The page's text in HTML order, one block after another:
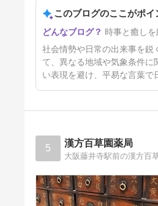
このブログのここがポイ
時事と癒し
社会情勢や日常の出来事を鋭
て、異なる地域や気象条件
い表現を避け、平易な言葉で
5 漢方百草園薬局